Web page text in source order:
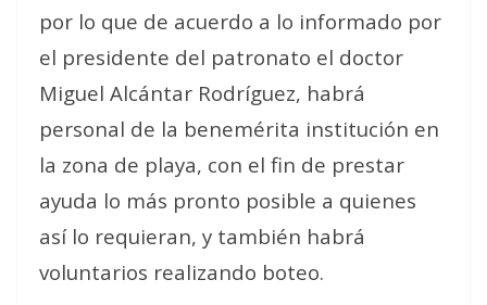
por lo que de acuerdo a lo informado por
el presidente del patronato el doctor
Miguel Alcántar Rodríguez, habrá
personal de la benemérita institución en
la zona de playa, con el fin de prestar
ayuda lo más pronto posible a quienes
así lo requieran, y también habrá
voluntarios realizando boteo.